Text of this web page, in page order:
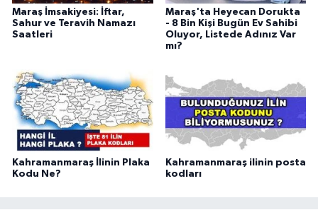
Maraş İmsakiyesi: İftar,
Sahur ve Teravih Namazı
Saatleri
Maraş'ta Heyecan Dorukta
- 8 Bin Kişi Bugün Ev Sahibi
Oluyor, Listede Adınız Var
mı?
Kahramanmaraş İlinin Plaka
Kodu Ne?
Kahramanmaraş ilinin posta
kodları